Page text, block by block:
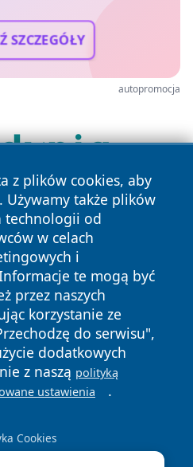
SZCZEGÓŁY
autopromocja
z plików cookies, aby
Używamy także plików
technologii od
w celach
i
te mogą być
przez naszych
korzystanie ze
do serwisu",
dodatkowych
z naszą polityką
ustawienia .
Cookies
Wszystkie prawa
Polityka
Cookies